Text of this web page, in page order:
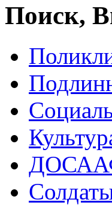
Поиск,